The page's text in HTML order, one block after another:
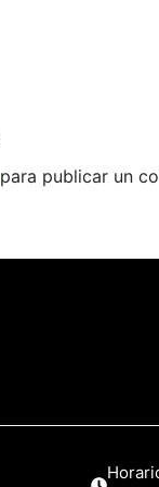
para publicar un